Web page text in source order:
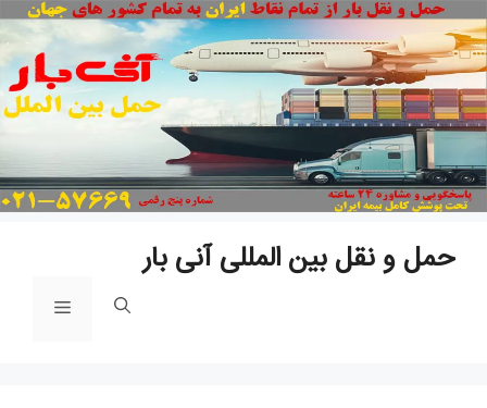
حمل و نقل بین المللی آنی بار
فهرست